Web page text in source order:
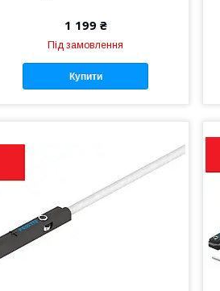
1 199 ₴
Під замовлення
Купити